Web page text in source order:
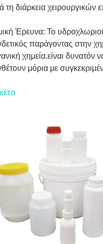
τη διάρκεια χειρουργικών
Έρευνα: Το
παράγοντας στην
χημεία.είναι δυνατόν
μόρια με